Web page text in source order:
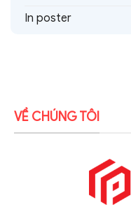
In poster
VỀ CHÚNG TÔI